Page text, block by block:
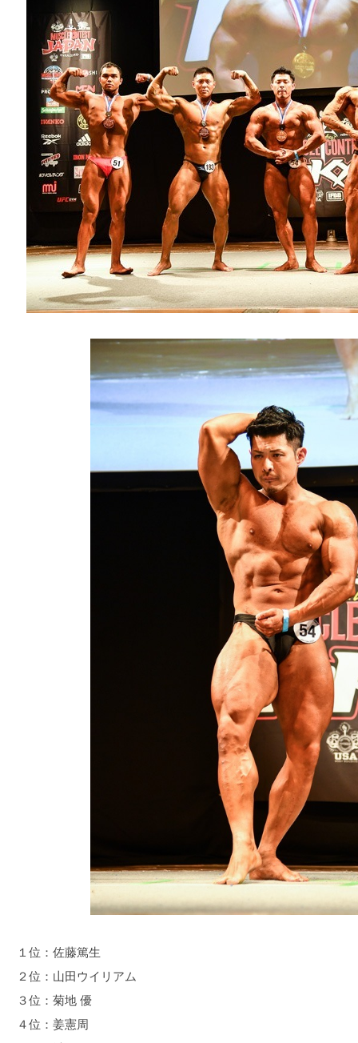
１位：佐藤篤生
２位：山田ウイリアム
３位：菊地 優
４位：姜憲周